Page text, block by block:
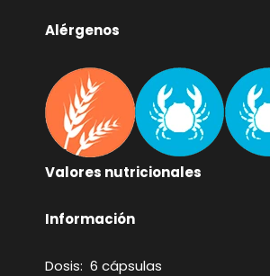
Alérgenos
Valores nutricionales
Información
Dosis: 6 cápsulas